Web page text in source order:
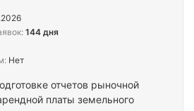
отчетов рыночной
платы земельного
144 дня
Нет